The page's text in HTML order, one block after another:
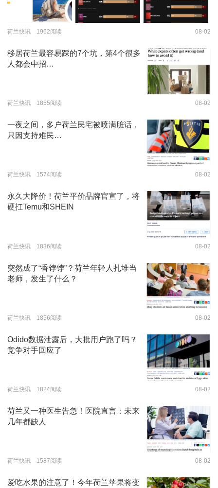
荷兰快讯 1962阅读 08-02
移居荷兰最容易踩的7个坑，第4个很多
人都会中招…
荷兰快讯 1855阅读 08-02
一夜之间，多户荷兰民宅被喷满脏话，
只因支持难民…
荷兰快讯 1574阅读 08-02
永久大降价！荷兰平价品牌官宣了，将
硬扛Temu和SHEIN
荷兰快讯 1836阅读 08-02
突然成了“香饽饽”？荷兰年轻人扎堆当
老师，发生了什么？
荷兰快讯 1856阅读 08-02
Odido数据泄露后，大批用户跑了吗？
竞争对手回应了
荷兰快讯 1824阅读 08-02
荷兰又一种医生告急！医院直言：未来
几年都缺人
荷兰快讯 1587阅读 08-02
爱吃水果的注意了！今年荷兰苹果将变